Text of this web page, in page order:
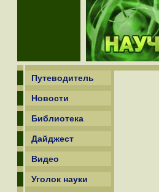
Путеводитель
Новости
Библиотека
Дайджест
Видео
Уголок науки